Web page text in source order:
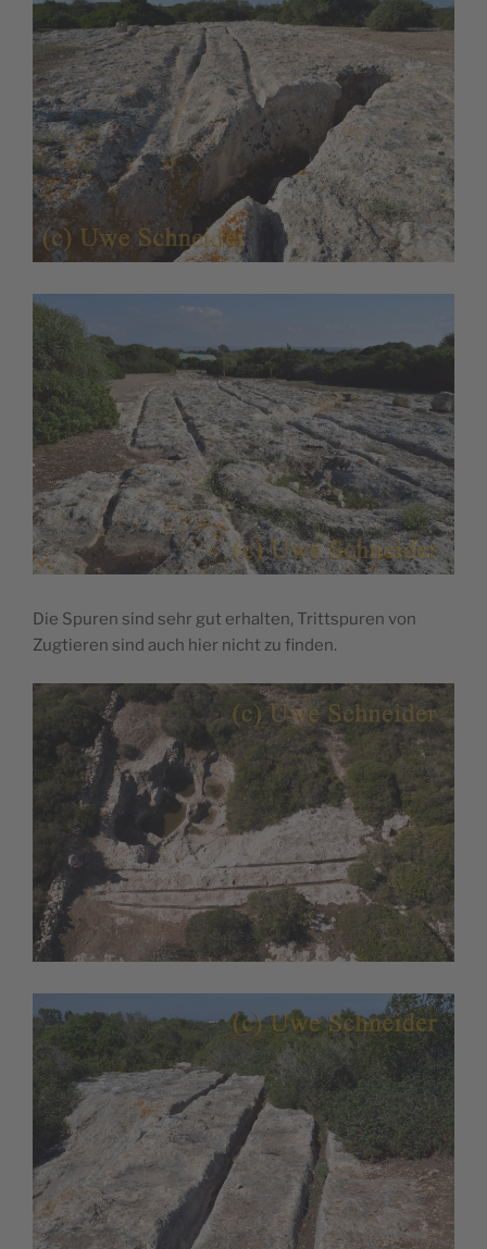
Die Spuren sind sehr gut erhalten, Trittspuren von
Zugtieren sind auch hier nicht zu finden.